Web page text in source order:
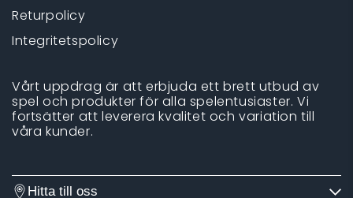
Returpolicy
Integritetspolicy
Vårt uppdrag är att erbjuda ett brett utbud av
spel och produkter för alla spelentusiaster. Vi
fortsätter att leverera kvalitet och variation till
våra kunder.
Hitta till oss